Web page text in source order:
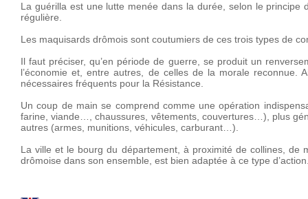
La guérilla est une lutte menée dans la durée, selon le principe
régulière.
Les maquisards drômois sont coutumiers de ces trois types de
Il faut préciser, qu’en période de guerre, se produit un
l’économie et, entre autres, de celles de la morale reconnue.
nécessaires fréquents pour la Résistance.
Un coup de main se comprend comme une opération
farine, viande…, chaussures, vêtements, couvertures…), plus
autres (armes, munitions, véhicules, carburant…).
La ville et le bourg du département, à proximité de collines, de
drômoise dans son ensemble, est bien adaptée à ce type